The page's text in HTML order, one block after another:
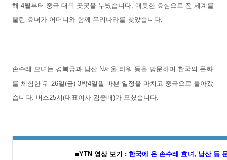
해 4월부터 중국 대륙 곳곳을 누볐습니다. 애틋한 효심으로 전 세계를
울린 효녀가 어머니와 함께 우리나라를 찾았습니다.
손수레 모녀는 경복궁과 남산 N서울 타워 등을 방문하며 한국의 문화
를 체험한 뒤 26일(금) 3박4일읠 바쁜 일정을 마치고 중국으로 돌아갔
습니다. 버스25시(대표이사 김중배)가 모셨습니다.
■YTN 영상 보기 : 한국에 온 손수레 효녀, 남산 등